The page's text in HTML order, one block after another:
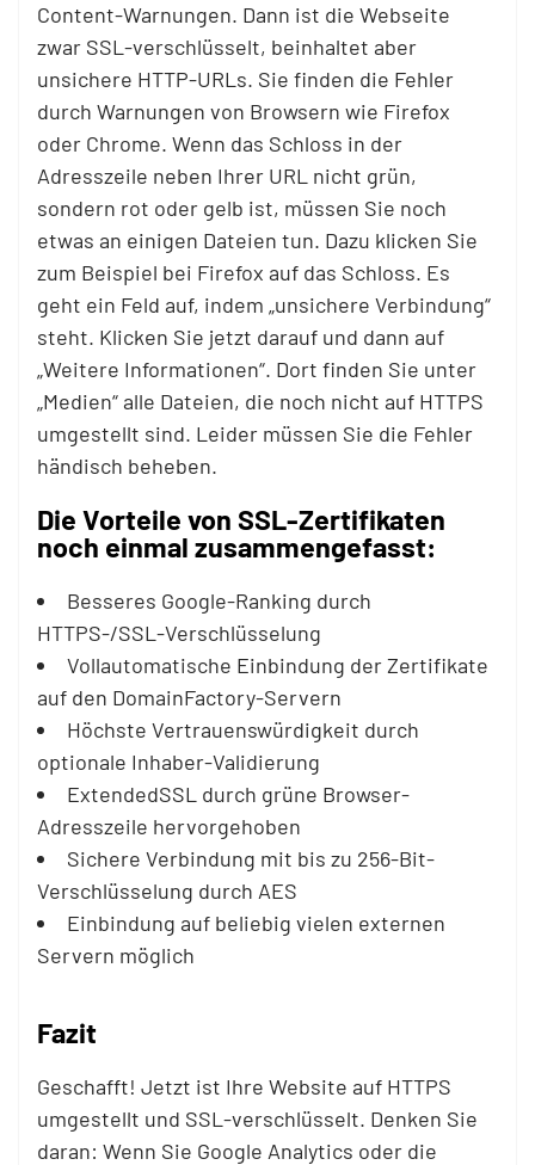
Content-Warnungen. Dann ist die Webseite
zwar SSL-verschlüsselt, beinhaltet aber
unsichere HTTP-URLs. Sie finden die Fehler
durch Warnungen von Browsern wie Firefox
oder Chrome. Wenn das Schloss in der
Adresszeile neben Ihrer URL nicht grün,
sondern rot oder gelb ist, müssen Sie noch
etwas an einigen Dateien tun. Dazu klicken Sie
zum Beispiel bei Firefox auf das Schloss. Es
geht ein Feld auf, indem „unsichere Verbindung“
steht. Klicken Sie jetzt darauf und dann auf
„Weitere Informationen“. Dort finden Sie unter
„Medien“ alle Dateien, die noch nicht auf HTTPS
umgestellt sind. Leider müssen Sie die Fehler
händisch beheben.
Die Vorteile von SSL-Zertifikaten
noch einmal zusammengefasst:
Besseres Google-Ranking durch
HTTPS-/SSL-Verschlüsselung
Vollautomatische Einbindung der Zertifikate
auf den DomainFactory-Servern
Höchste Vertrauenswürdigkeit durch
optionale Inhaber-Validierung
ExtendedSSL durch grüne Browser-
Adresszeile hervorgehoben
Sichere Verbindung mit bis zu 256-Bit-
Verschlüsselung durch AES
Einbindung auf beliebig vielen externen
Servern möglich
Fazit
Geschafft! Jetzt ist Ihre Website auf HTTPS
umgestellt und SSL-verschlüsselt. Denken Sie
daran: Wenn Sie Google Analytics oder die